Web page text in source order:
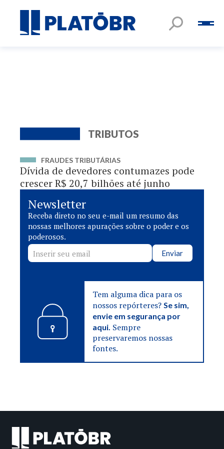
TRIBUTOS
FRAUDES TRIBUTÁRIAS
Dívida de devedores contumazes pode
crescer R$ 20,7 bilhões até junho
Newsletter
Receba direto no seu e-mail um resumo das
nossas melhores apurações sobre o poder e os
poderosos.
Enviar
Tem alguma dica para os
nossos repórteres?Se sim,
envie em segurança por
aqui. Sempre
preservaremos nossas
fontes.